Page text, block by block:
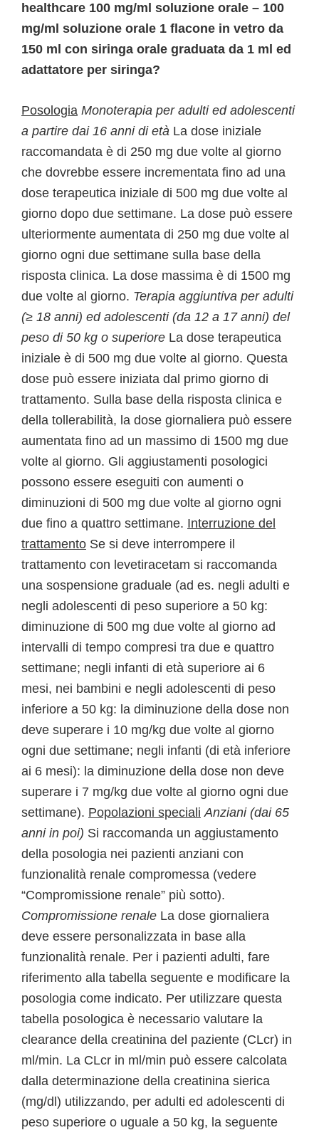
healthcare 100 mg/ml soluzione orale – 100
mg/ml soluzione orale 1 flacone in vetro da
150 ml con siringa orale graduata da 1 ml ed
adattatore per siringa?
Posologia Monoterapia per adulti ed adolescenti
a partire dai 16 anni di età La dose iniziale
raccomandata è di 250 mg due volte al giorno
che dovrebbe essere incrementata fino ad una
dose terapeutica iniziale di 500 mg due volte al
giorno dopo due settimane. La dose può essere
ulteriormente aumentata di 250 mg due volte al
giorno ogni due settimane sulla base della
risposta clinica. La dose massima è di 1500 mg
due volte al giorno. Terapia aggiuntiva per adulti
(≥ 18 anni) ed adolescenti (da 12 a 17 anni) del
peso di 50 kg o superiore La dose terapeutica
iniziale è di 500 mg due volte al giorno. Questa
dose può essere iniziata dal primo giorno di
trattamento. Sulla base della risposta clinica e
della tollerabilità, la dose giornaliera può essere
aumentata fino ad un massimo di 1500 mg due
volte al giorno. Gli aggiustamenti posologici
possono essere eseguiti con aumenti o
diminuzioni di 500 mg due volte al giorno ogni
due fino a quattro settimane. Interruzione del
trattamento Se si deve interrompere il
trattamento con levetiracetam si raccomanda
una sospensione graduale (ad es. negli adulti e
negli adolescenti di peso superiore a 50 kg:
diminuzione di 500 mg due volte al giorno ad
intervalli di tempo compresi tra due e quattro
settimane; negli infanti di età superiore ai 6
mesi, nei bambini e negli adolescenti di peso
inferiore a 50 kg: la diminuzione della dose non
deve superare i 10 mg/kg due volte al giorno
ogni due settimane; negli infanti (di età inferiore
ai 6 mesi): la diminuzione della dose non deve
superare i 7 mg/kg due volte al giorno ogni due
settimane). Popolazioni speciali Anziani (dai 65
anni in poi) Si raccomanda un aggiustamento
della posologia nei pazienti anziani con
funzionalità renale compromessa (vedere
“Compromissione renale” più sotto).
Compromissione renale La dose giornaliera
deve essere personalizzata in base alla
funzionalità renale. Per i pazienti adulti, fare
riferimento alla tabella seguente e modificare la
posologia come indicato. Per utilizzare questa
tabella posologica è necessario valutare la
clearance della creatinina del paziente (CLcr) in
ml/min. La CLcr in ml/min può essere calcolata
dalla determinazione della creatinina sierica
(mg/dl) utilizzando, per adulti ed adolescenti di
peso superiore o uguale a 50 kg, la seguente